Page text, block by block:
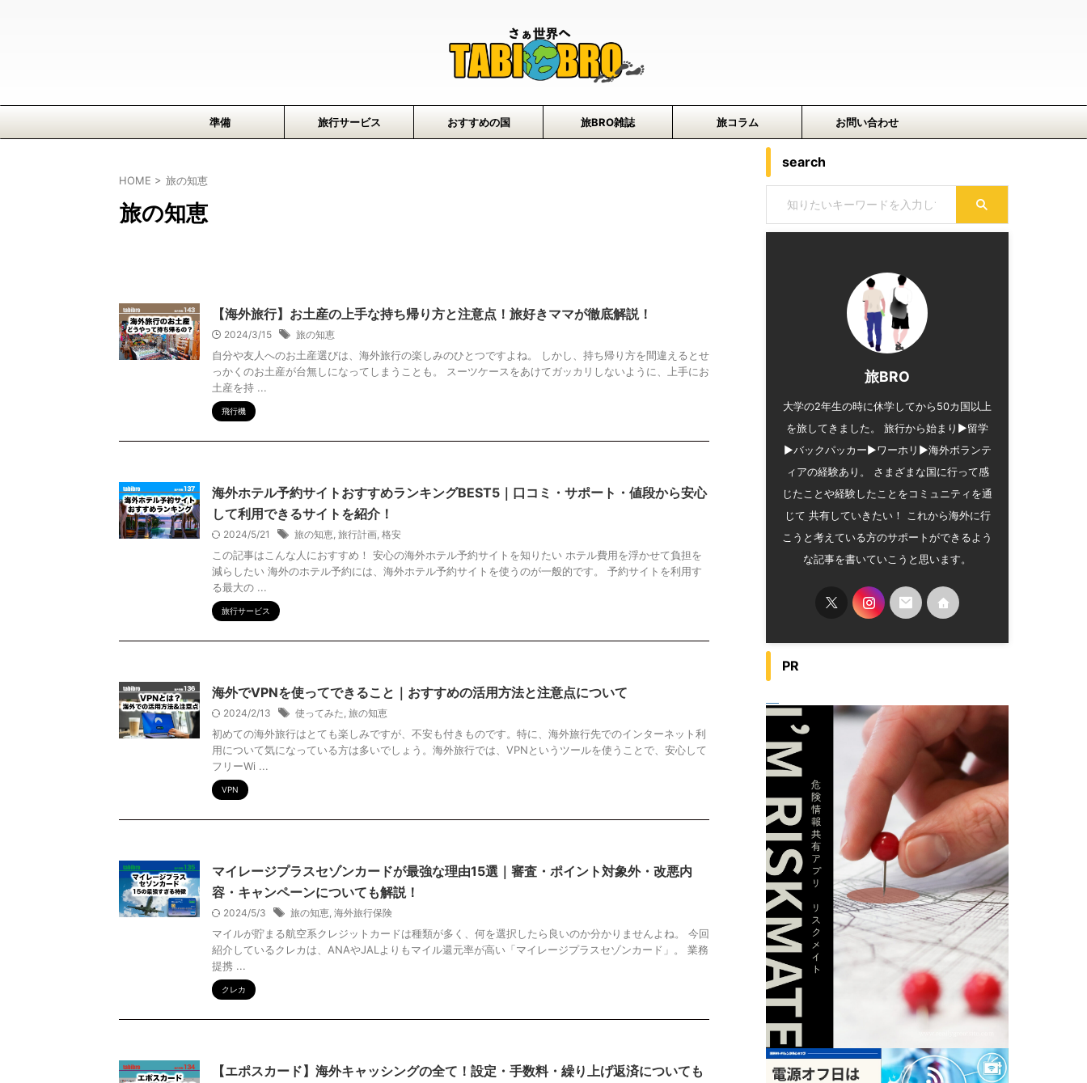
準備 旅行サービス おすすめの国 旅BRO雑誌 旅コラム お問い合わせ
HOME > 旅の知恵
旅の知恵
【海外旅行】お土産の上手な持ち帰り方と注意点！旅好きママが徹底解説！
2024/3/15 旅の知恵
自分や友人へのお土産選びは、海外旅行の楽しみのひとつですよね。 しかし、持ち帰り方を間違えるとせ
っかくのお土産が台無しになってしまうことも。 スーツケースをあけてガッカリしないように、上手にお
土産を持 ...
飛行機
海外ホテル予約サイトおすすめランキングBEST5｜口コミ・サポート・値段から安心
して利用できるサイトを紹介！
2024/5/21 旅の知恵, 旅行計画, 格安
この記事はこんな人におすすめ！ 安心の海外ホテル予約サイトを知りたい ホテル費用を浮かせて負担を
減らしたい 海外のホテル予約には、海外ホテル予約サイトを使うのが一般的です。 予約サイトを利用す
る最大の ...
旅行サービス
海外でVPNを使ってできること｜おすすめの活用方法と注意点について
2024/2/13 使ってみた, 旅の知恵
初めての海外旅行はとても楽しみですが、不安も付きものです。特に、海外旅行先でのインターネット利
用について気になっている方は多いでしょう。海外旅行では、VPNというツールを使うことで、安心して
フリーWi ...
VPN
マイレージプラスセゾンカードが最強な理由15選｜審査・ポイント対象外・改悪内
容・キャンペーンについても解説！
2024/5/3 旅の知恵, 海外旅行保険
マイルが貯まる航空系クレジットカードは種類が多く、何を選択したら良いのか分かりませんよね。 今回
紹介しているクレカは、ANAやJALよりもマイル還元率が高い「マイレージプラスセゾンカード」。 業務
提携 ...
クレカ
【エポスカード】海外キャッシングの全て！設定・手数料・繰り上げ返済についても
search
旅BRO
大学の2年生の時に休学してから50カ国以上
を旅してきました。 旅行から始まり▶︎留学
▶︎バックパッカー▶︎ワーホリ▶︎海外ボランテ
ィアの経験あり。 さまざまな国に行って感
じたことや経験したことをコミュニティを通
じて 共有していきたい！ これから海外に行
こうと考えている方のサポートができるよう
な記事を書いていこうと思います。
PR